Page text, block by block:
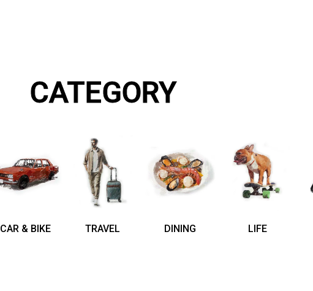
CATEGORY
CAR & BIKE TRAVEL DINING LIFE